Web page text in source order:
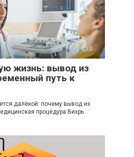
0
жизнь: вывод из
путь к
далёкой: почему вывод из
процедура Вихрь